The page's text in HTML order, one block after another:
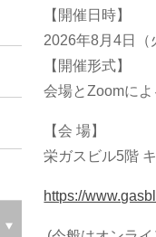
【開催日時】
2026年8月4日（
【開催形式】
会場とZoomに
【会 場】
栄ガスビル5階
https://